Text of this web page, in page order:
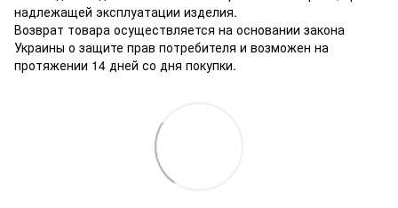
надлежащей эксплуатации изделия.
Возврат товара осуществляется на основании закона
Украины о защите прав потребителя и возможен на
протяжении 14 дней со дня покупки.